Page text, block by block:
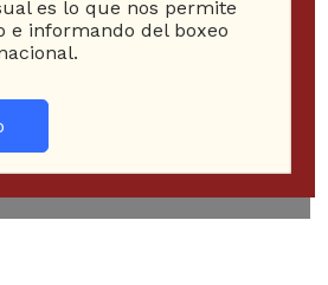
es lo que nos permite
e informando del boxeo